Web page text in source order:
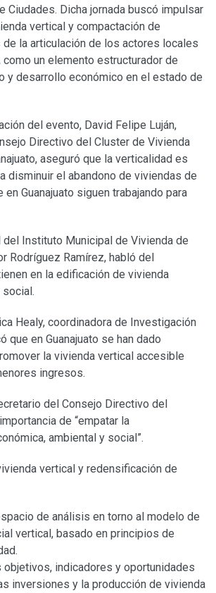
Ciudades. Dicha jornada buscó impulsar
vertical y compactación de
de la articulación de los actores locales
un elemento estructurador de
y desarrollo económico en el estado de
del evento, David Felipe Luján,
Directivo del Cluster de Vivienda
aseguró que la verticalidad es
disminuir el abandono de viviendas de
Guanajuato siguen trabajando para
del Instituto Municipal de Vivienda de
Rodríguez Ramírez, habló del
en la edificación de vivienda
Healy, coordinadora de Investigación
que en Guanajuato se han dado
la vivienda vertical accesible
ingresos.
del Consejo Directivo del
de “empatar la
ambiental y social”.
vertical y redensificación de
de análisis en torno al modelo de
vertical, basado en principios de
objetivos, indicadores y oportunidades
inversiones y la producción de vivienda